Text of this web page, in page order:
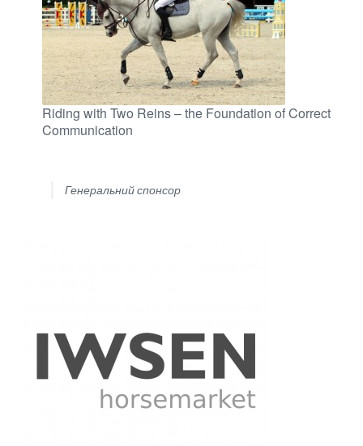
Riding with Two Reins – the Foundation of Correct
Communication
Генеральний спонсор